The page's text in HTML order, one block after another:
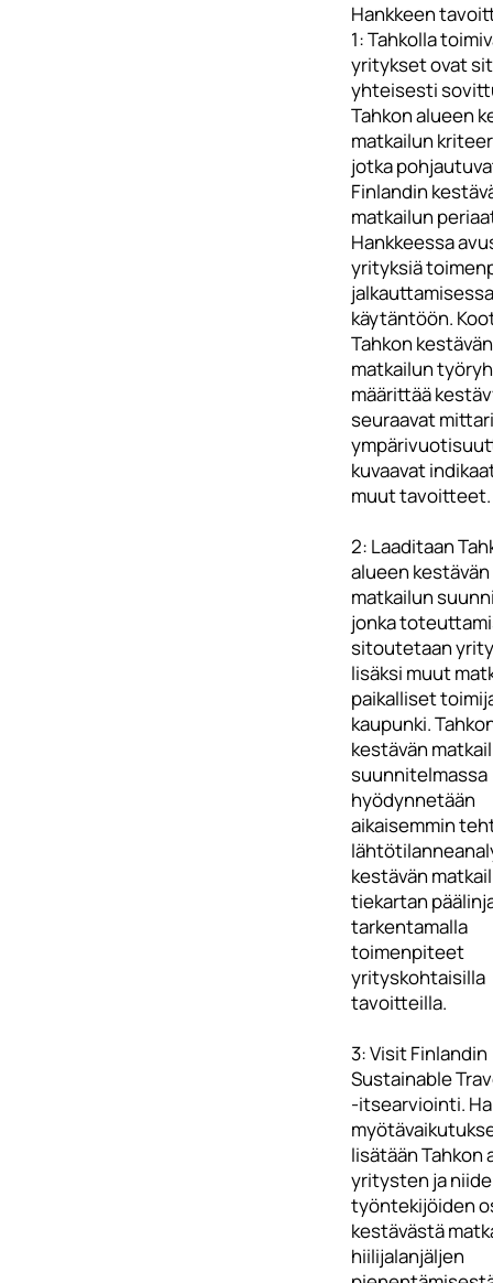
Hankkeen
1: Tahkolla
yritykset ovat
yhteisesti
Tahkon alueen
matkailun
jotka
Finlandin
matkailun
Hankkeessa
yrityksiä
jalkauttamisessa
käytäntöön.
Tahkon kestävän
matkailun
määrittää
seuraavat
kuvaavat
muut tavoitteet.
2: Laaditaan
alueen kestävän
matkailun
jonka
sitoutetaan
lisäksi muut
paikalliset
kaupunki.
kestävän
suunnitelmassa
hyödynnetään
aikaisemmin
kestävän
tiekartan
tarkentamalla
toimenpiteet
yrityskohtaisilla
tavoitteilla.
3: Visit Finlandin
Sustainable
-itsearviointi.
lisätään Tahkon
yritysten ja
työntekijöiden
kestävästä
hiilijalanjäljen